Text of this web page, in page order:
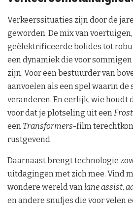
Verkeerssituaties zijn door de
geworden. De mix van
geëlektrificeerde bolides tot
een dynamiek die voor
zijn. Voor een bestuurder van
aanvoelen als een spel waarin
veranderen. En eerlijk, wie houdt
voor dat je plotseling uit een
een Transformers-film
rustgevend.
Daarnaast brengt technologie
uitdagingen met zich mee. Vind
wondere wereld vanlane assist,
en andere snufjes die voor velen